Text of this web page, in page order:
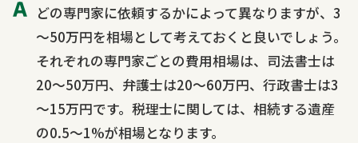
どの専門家に依頼するかによって異なりますが、3
～50万円を相場として考えておくと良いでしょう。
それぞれの専門家ごとの費用相場は、司法書士は
20～50万円、弁護士は20～60万円、行政書士は3
～15万円です。税理士に関しては、相続する遺産
の0.5～1%が相場となります。